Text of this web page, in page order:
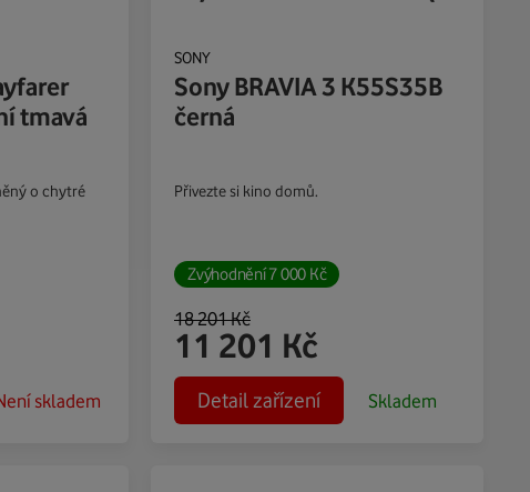
tmavá
o chytré
skladem
SONY
Sony BRAVIA 3 K55S35B
černá
Přivezte si kino domů.
Zvýhodnění7 000 Kč
18 201Kč
11 201 Kč
Detail zařízení Skladem